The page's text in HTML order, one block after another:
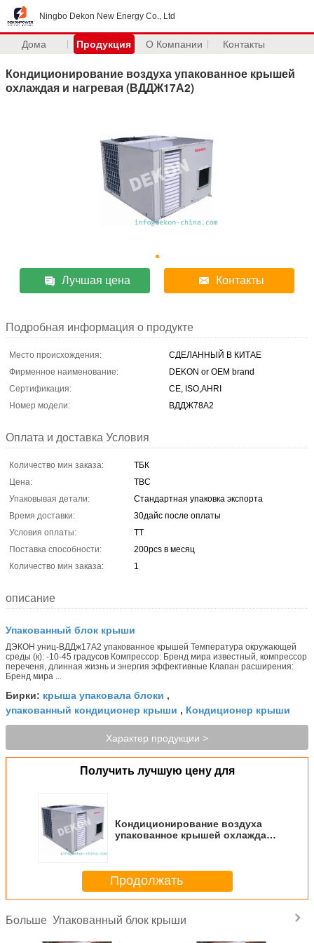
Ningbo Dekon New Energy Co., Ltd
Дома Продукция О Компании Контакты
Кондиционирование воздуха упакованное крышей
охлаждая и нагревая (ВДДЖ17А2)
Лучшая цена Контакты
Подробная информация о продукте
Место происхождения:
СДЕЛАННЫЙ В КИТАЕ
Фирменное наименование:
DEKON or OEM brand
Сертификация:
CE, ISO,AHRI
Номер модели:
ВДДЖ78А2
Оплата и доставка Условия
Количество мин заказа:
ТБК
Цена:
TBC
Упаковывая детали:
Стандартная упаковка экспорта
Время доставки:
30дайс после оплаты
Условия оплаты:
ТТ
Поставка способности:
200pcs в месяц
Количество мин заказа:
1
описание
Упакованный блок крыши
ДЭКОН униц-ВДДж17А2 упакованное крышей Температура окружающей
среды (к): -10-45 градусов Компрессор: Бренд мира известный, компрессор
переченя, длинная жизнь и энергия эффективные Клапан расширения:
Бренд мира ...
Бирки: крыша упаковала блоки ,
упакованный кондиционер крыши , Кондиционер крыши
Характер продукции >
Получить лучшую цену для
Кондиционирование воздуха
упакованное крышей охлаждая
Продолжать
Больше Упакованный блок крыши